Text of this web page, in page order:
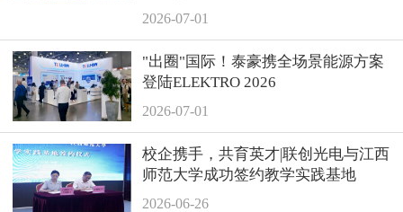
2026-07-01
"出圈"国际！泰豪携全场景能源方案
登陆ELEKTRO 2026
2026-07-01
校企携手，共育英才|联创光电与江西
师范大学成功签约教学实践基地
2026-06-26